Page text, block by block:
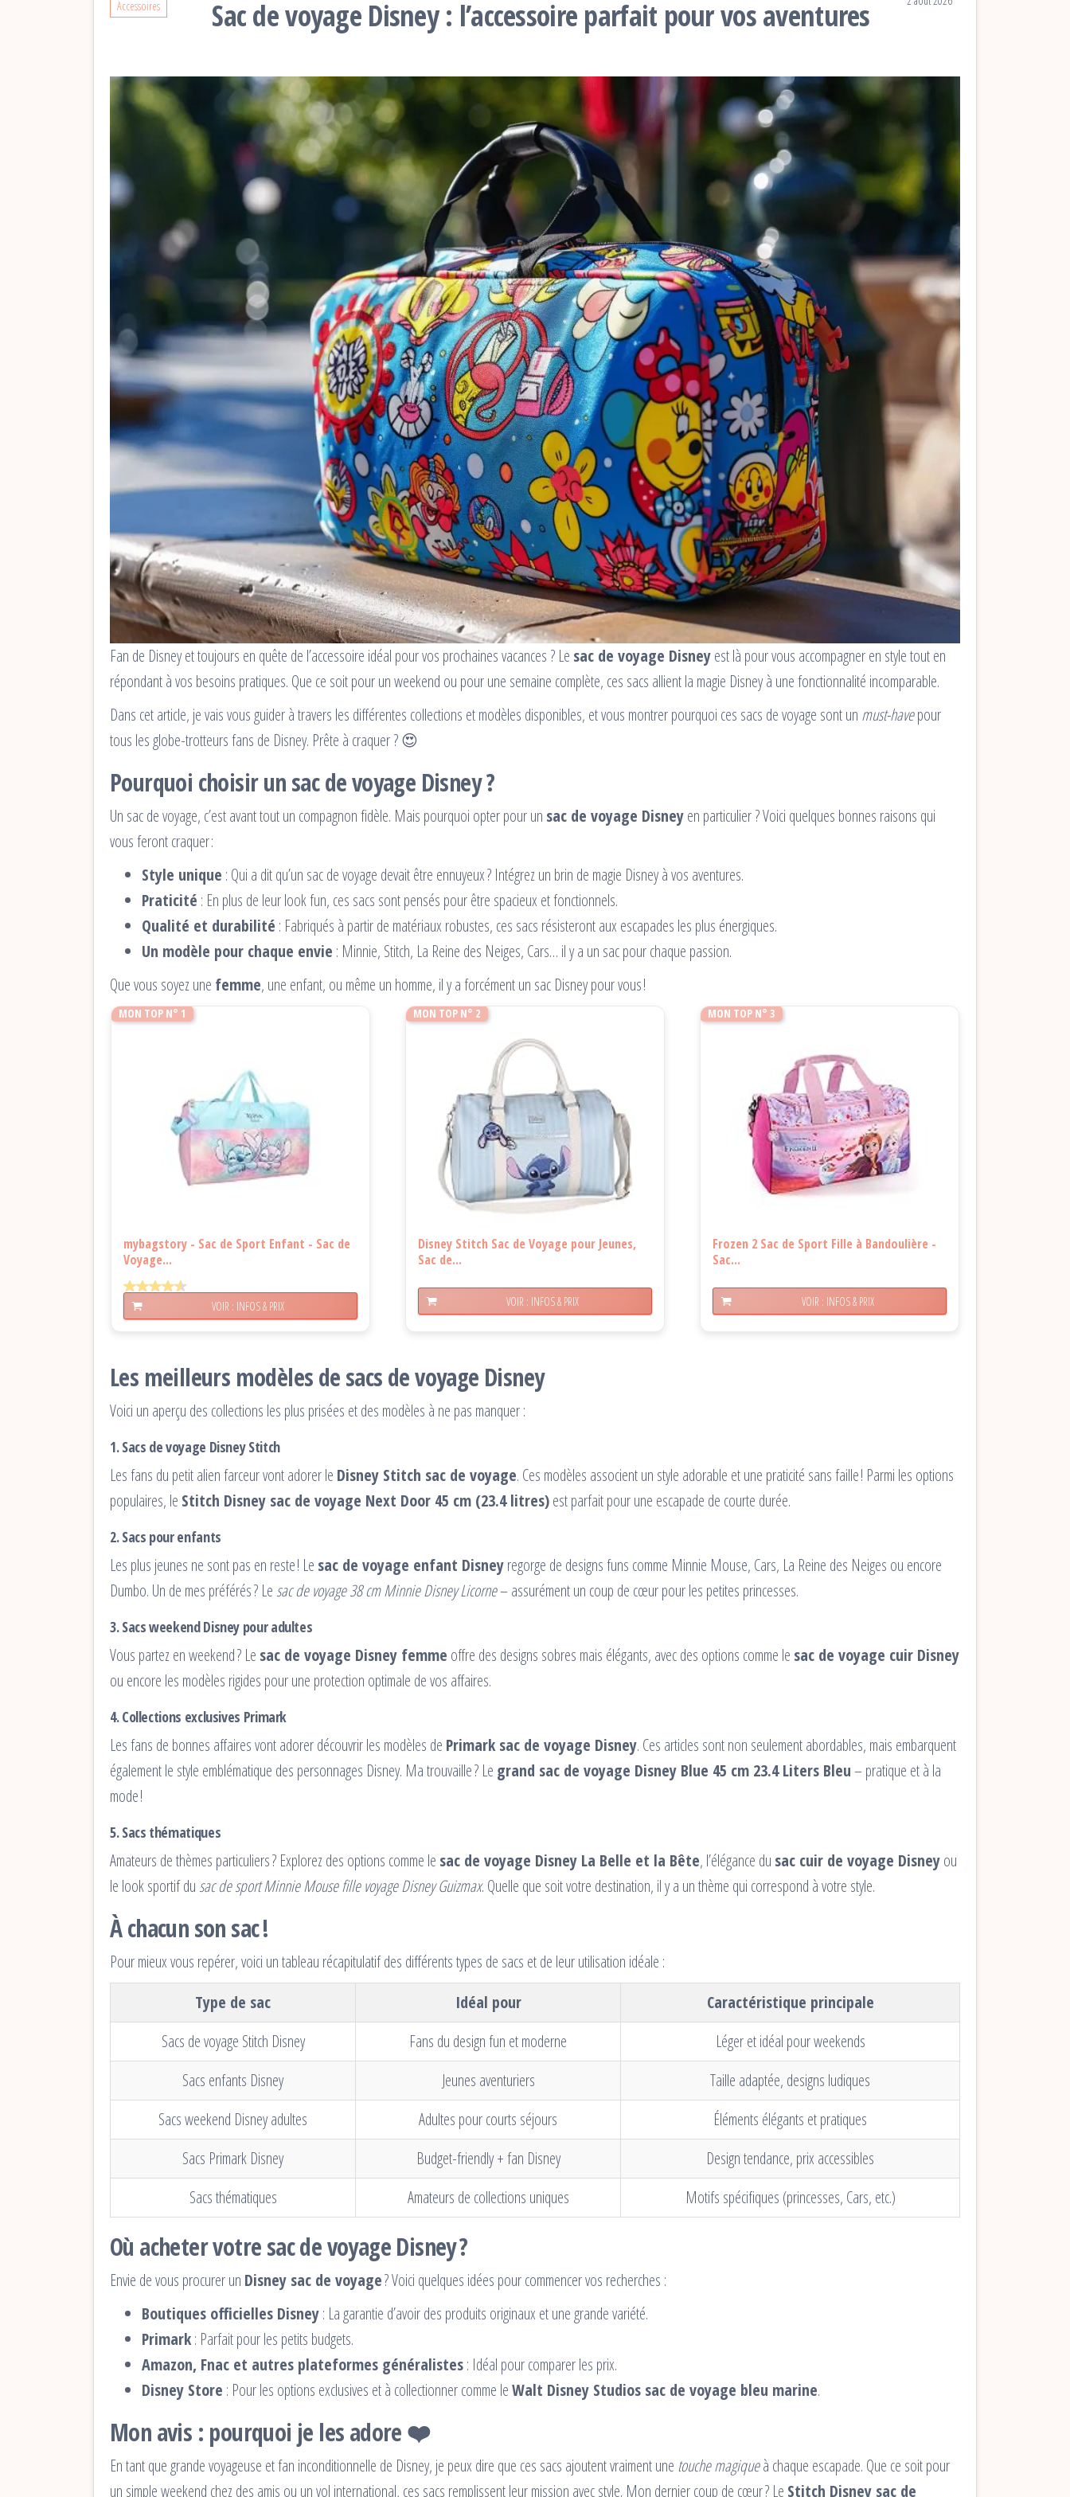
Accessoires Sac de voyage Disney : l’accessoire parfait pour vos aventures
Fan de Disney et toujours en quête de l’accessoire idéal pour vos prochaines vacances ? Le sac de voyage Disneyest là pour vous accompagner en style tout en
répondant à vos besoins pratiques. Que ce soit pour un weekend ou pour une semaine complète, ces sacs allient la magie Disney à une fonctionnalité incomparable.
Dans cet article, je vais vous guider à travers les différentes collections et modèles disponibles, et vous montrer pourquoi ces sacs de voyage sont un must-havepour
tous les globe-trotteurs fans de Disney. Prête à craquer ? 😍
Pourquoi choisir un sac de voyage Disney ?
Un sac de voyage, c’est avant tout un compagnon fidèle. Mais pourquoi opter pour un sac de voyage Disneyen particulier ? Voici quelques bonnes raisons qui
vous feront craquer :
Style unique : Qui a dit qu’un sac de voyage devait être ennuyeux ? Intégrez un brin de magie Disney à vos aventures.
Praticité : En plus de leur look fun, ces sacs sont pensés pour être spacieux et fonctionnels.
Qualité et durabilité : Fabriqués à partir de matériaux robustes, ces sacs résisteront aux escapades les plus énergiques.
Un modèle pour chaque envie : Minnie, Stitch, La Reine des Neiges, Cars… il y a un sac pour chaque passion.
Que vous soyez une femme, une enfant, ou même un homme, il y a forcément un sac Disney pour vous !
MON TOP N° 1
mybagstory - Sac de Sport Enfant - Sac de
Voyage...
VOIR : INFOS & PRIX
MON TOP N° 2
Disney Stitch Sac de Voyage pour Jeunes,
Sac de...
VOIR : INFOS & PRIX
MON TOP N° 3
Frozen 2 Sac de Sport Fille à Bandoulière -
Sac...
VOIR : INFOS & PRIX
Les meilleurs modèles de sacs de voyage Disney
Voici un aperçu des collections les plus prisées et des modèles à ne pas manquer :
1.Sacs de voyage Disney Stitch
Les fans du petit alien farceur vont adorer le Disney Stitch sac de voyage. Ces modèles associent un style adorable et une praticité sans faille ! Parmi les options
populaires, le Stitch Disney sac de voyage Next Door 45 cm (23.4 litres)est parfait pour une escapade de courte durée.
2.Sacs pour enfants
Les plus jeunes ne sont pas en reste ! Le sac de voyage enfant Disneyregorge de designs funs comme Minnie Mouse, Cars, La Reine des Neiges ou encore
Dumbo. Un de mes préférés ? Le sac de voyage 38 cm Minnie Disney Licorne– assurément un coup de cœur pour les petites princesses.
3.Sacs weekend Disney pour adultes
Vous partez en weekend ? Le sac de voyage Disney femme offre des designs sobres mais élégants, avec des options comme le sac de voyage cuir Disney
ou encore les modèles rigides pour une protection optimale de vos affaires.
4.Collections exclusives Primark
Les fans de bonnes affaires vont adorer découvrir les modèles de Primark sac de voyage Disney. Ces articles sont non seulement abordables, mais embarquent
également le style emblématique des personnages Disney. Ma trouvaille ? Le grand sac de voyage Disney Blue 45 cm 23.4 Liters Bleu– pratique et à la
mode !
5.Sacs thématiques
Amateurs de thèmes particuliers ? Explorez des options comme le sac de voyage Disney La Belle et la Bête, l’élégance du sac cuir de voyage Disneyou
le look sportif du sac de sport Minnie Mouse fille voyage Disney Guizmax. Quelle que soit votre destination, il y a un thème qui correspond à votre style.
À chacun son sac !
Pour mieux vous repérer, voici un tableau récapitulatif des différents types de sacs et de leur utilisation idéale :
Type de sac
Idéal pour
Caractéristique principale
Sacs de voyage Stitch Disney
Fans du design fun et moderne
Léger et idéal pour weekends
Sacs enfants Disney
Jeunes aventuriers
Taille adaptée, designs ludiques
Sacs weekend Disney adultes
Adultes pour courts séjours
Éléments élégants et pratiques
Sacs Primark Disney
Budget-friendly + fan Disney
Design tendance, prix accessibles
Sacs thématiques
Amateurs de collections uniques Motifs spécifiques (princesses, Cars, etc.)
Où acheter votre sac de voyage Disney ?
Envie de vous procurer un Disney sac de voyage? Voici quelques idées pour commencer vos recherches :
Boutiques officielles Disney: La garantie d’avoir des produits originaux et une grande variété.
Primark: Parfait pour les petits budgets.
Amazon, Fnac et autres plateformes généralistes: Idéal pour comparer les prix.
Disney Store : Pour les options exclusives et à collectionner comme leWalt Disney Studios sac de voyage bleu marine.
Mon avis : pourquoi je les adore ❤️
En tant que grande voyageuse et fan inconditionnelle de Disney, je peux dire que ces sacs ajoutent vraiment une touche magiqueà chaque escapade. Que ce soit pour
un simple weekend chez des amis ou un vol international, ces sacs remplissent leur mission avec style. Mon dernier coup de cœur ? Le Stitch Disney sac de